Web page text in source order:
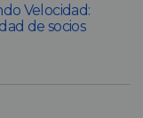
Velocidad:
de socios